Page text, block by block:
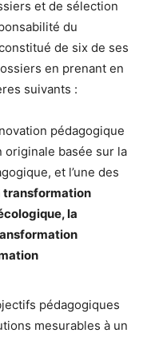
et de sélection
du
de six de ses
en prenant en
suivants :
pédagogique
originale basée sur la
et l’une des
transformation
la
pédagogiques
mesurables à un